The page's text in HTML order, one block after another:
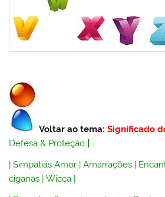
Voltar ao tema:Significado
Defesa & Proteção
|Simpatias Amor |Amarrações |
ciganas |Wicca |